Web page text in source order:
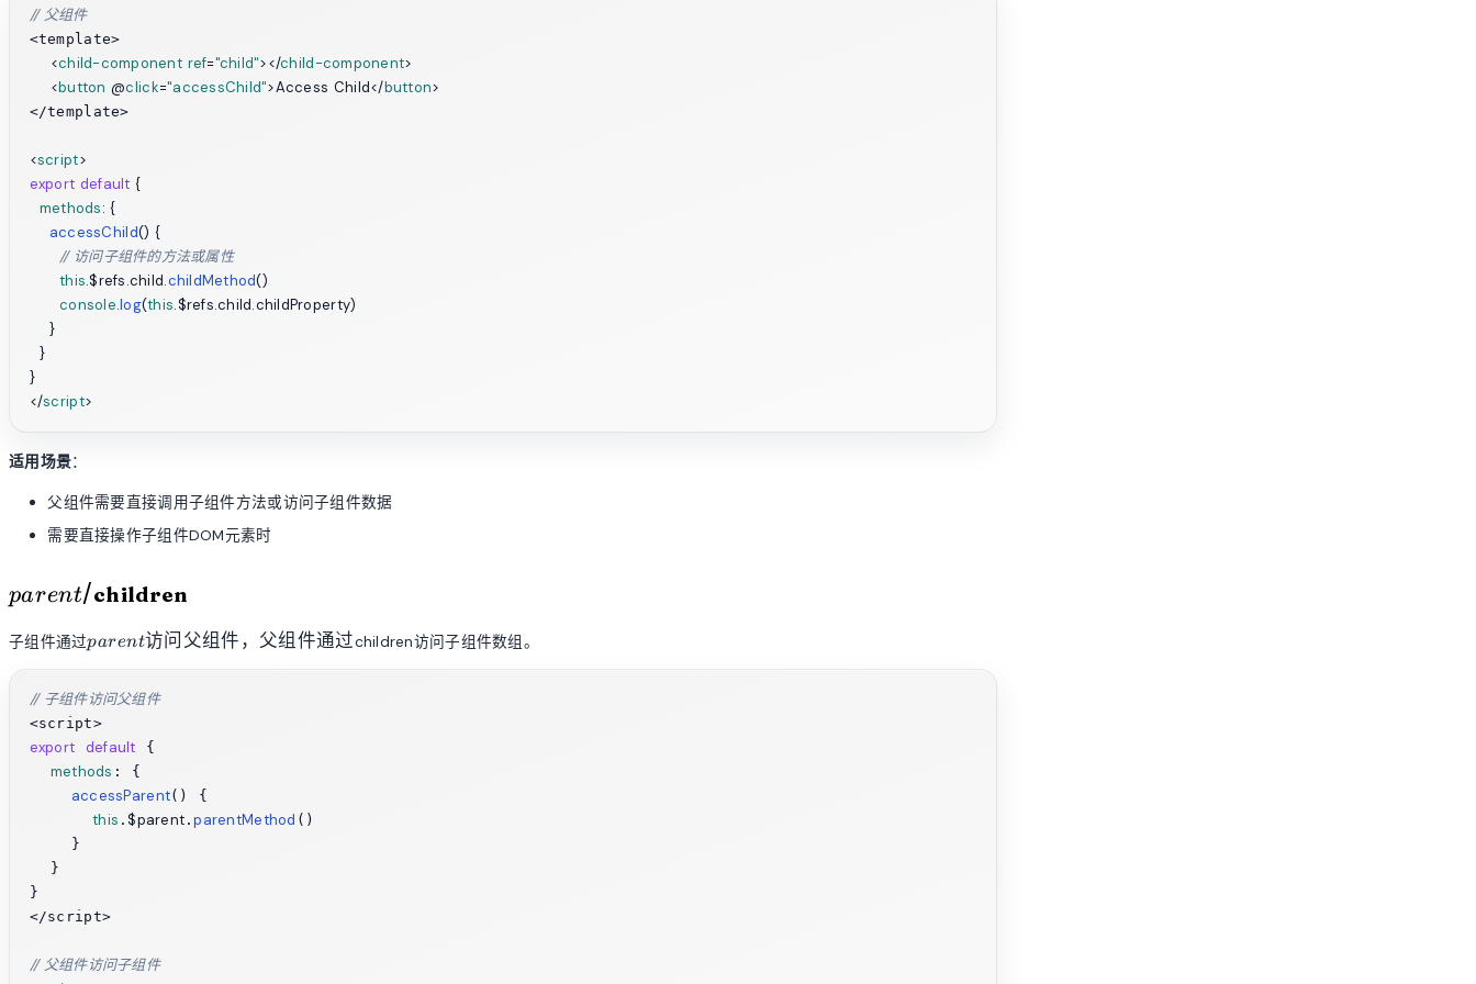
// 父组件
<template>
<child-component ref="child"></child-component>
<button @click="accessChild">Access Child</button>
</template>
<script>
export default {
methods: {
accessChild() {
// 访问子组件的方法或属性
this.$refs.child.childMethod()
console.log(this.$refs.child.childProperty)
    }
  }
}
</script>
适用场景：
父组件需要直接调用子组件方法或访问子组件数据
需要直接操作子组件DOM元素时
parent
parent/children
子组件通过parent
访问父
父组件
通过
parent访问父组件，父组件通过children访问子组件数组。
// 子组件访问父组件
<script>
export default {
methods : {
accessParent( ) {
this .$parent .parentMethod ()
    }
  }
}
</script>
// 父组件访问子组件